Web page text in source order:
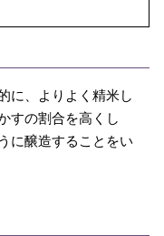
に、よりよく精米し
すの割合を高くし
に醸造することをい